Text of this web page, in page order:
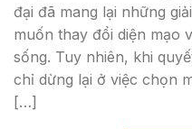
đại đã mang lại những
muốn thay đổi diện mạo
sống. Tuy nhiên, khi
chỉ dừng lại ở việc chọn
[…]